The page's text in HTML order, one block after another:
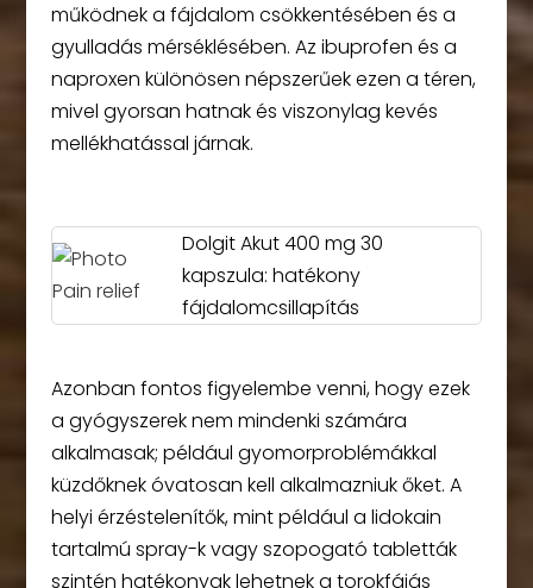
működnek a fájdalom csökkentésében és a
gyulladás mérséklésében. Az ibuprofen és a
naproxen különösen népszerűek ezen a téren,
mivel gyorsan hatnak és viszonylag kevés
mellékhatással járnak.
Dolgit Akut 400 mg 30
kapszula: hatékony
fájdalomcsillapítás
Azonban fontos figyelembe venni, hogy ezek
a gyógyszerek nem mindenki számára
alkalmasak; például gyomorproblémákkal
küzdőknek óvatosan kell alkalmazniuk őket. A
helyi érzéstelenítők, mint például a lidokain
tartalmú spray-k vagy szopogató tabletták
szintén hatékonyak lehetnek a torokfájás